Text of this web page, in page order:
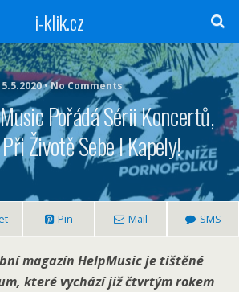
i-klik.cz
• No Comments
Pořádá Sérii Koncertů,
Životě Sebe I Kapely!
Pin Mail SMS
magazín HelpMusic je tištěné
které vychází již čtvrtým rokem